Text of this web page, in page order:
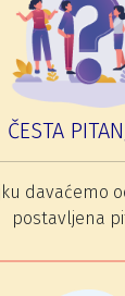
ČESTA
davaćemo
postavljena